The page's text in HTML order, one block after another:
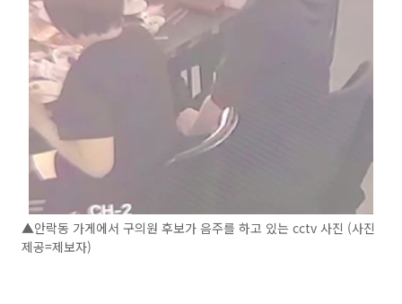
▲안락동 가게에서 구의원 후보가 음주를 하고 있는 cctv 사진 (사진
제공=제보자)